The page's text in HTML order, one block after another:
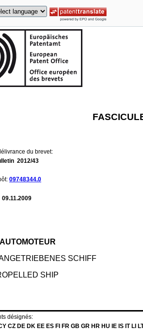
du brevet:
2012/43
09748344.0
09.11.2009
SCHIFF
SHIP
désignés:
CZ DE DK EE ES FI FR GB GR HR HU IE IS IT LI